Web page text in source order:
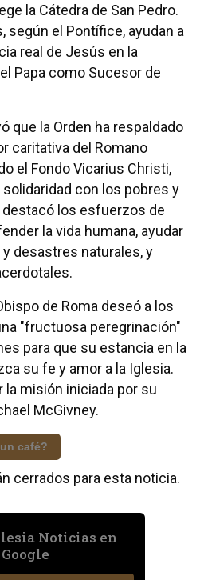
la Cátedra de San Pedro.
según el Pontífice, ayudan a
real de Jesús en la
Papa como Sucesor de
que la Orden ha respaldado
caritativa del Romano
el Fondo Vicarius Christi,
con los pobres y
los esfuerzos de
la vida humana, ayudar
desastres naturales, y
de Roma deseó a los
"fructuosa peregrinación"
para que su estancia en la
su fe y amor a la Iglesia.
la misión iniciada por su
McGivney.
café?
cerrados para esta noticia.
Noticias en
Google